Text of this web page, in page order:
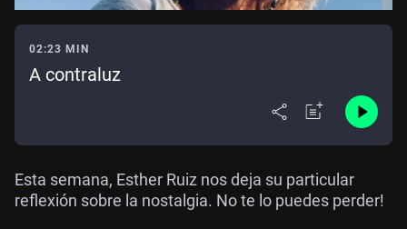
02:23 MIN
A contraluz
Esta semana, Esther Ruiz nos deja su particular
reflexión sobre la nostalgia. No te lo puedes perder!